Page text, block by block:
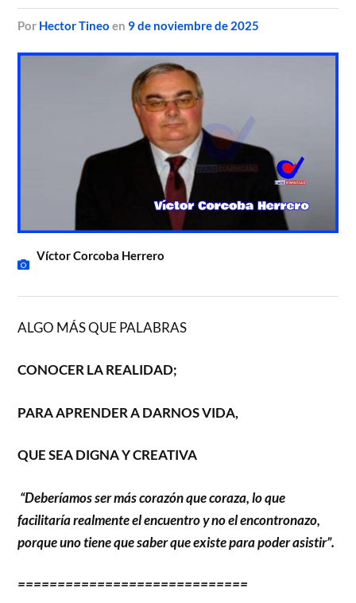
por Hector Tineo en 9 de noviembre de 2025
Víctor Corcoba Herrero
ALGO MÁS QUE PALABRAS
CONOCER LA REALIDAD;
PARA APRENDER A DARNOS VIDA,
QUE SEA DIGNA Y CREATIVA
“Deberíamos ser más corazón que coraza, lo que
facilitaría realmente el encuentro y no el encontronazo,
porque uno tiene que saber que existe para poder asistir”.
=============================